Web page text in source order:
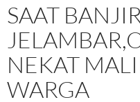
SAAT
NEKAT
WARGA